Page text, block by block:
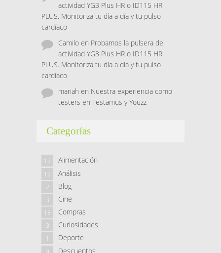
actividad YG3 Plus HR o ID115 HR
PLUS. Monitoriza tu día a día y tu pulso
cardíaco
Camilo en Probamos la pulsera de
actividad YG3 Plus HR o ID115 HR
PLUS. Monitoriza tu día a día y tu pulso
cardíaco
mariah en Nuestra experiencia como
testers en Testamus y Youzz
Categorías
Alimentación
12
Análisis
12
Blog
2
Cine
3
Compras
18
Curiosidades
3
Deporte
1
Descuentos